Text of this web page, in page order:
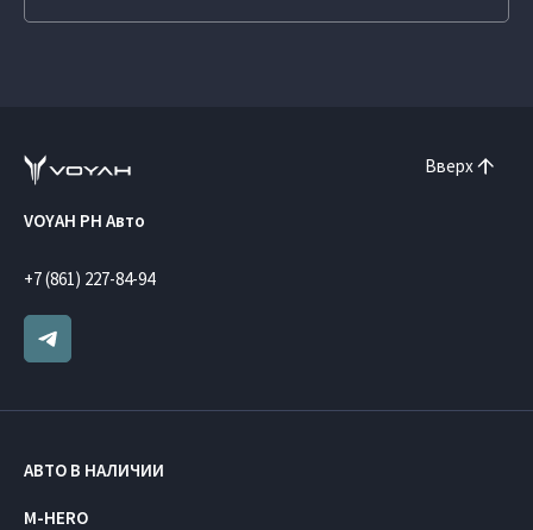
Вверх
VOYAH РН Авто
+7 (861) 227-84-94
АВТО В НАЛИЧИИ
M-HERO